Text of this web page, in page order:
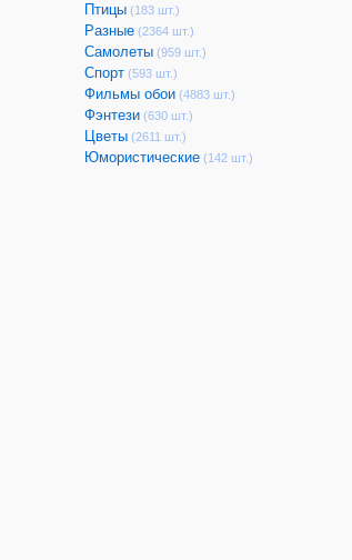
Птицы (183 шт.)
Разные (2364 шт.)
Самолеты (959 шт.)
Спорт (593 шт.)
Фильмы обои (4883 шт.)
Фэнтези (630 шт.)
Цветы (2611 шт.)
Юмористические (142 шт.)